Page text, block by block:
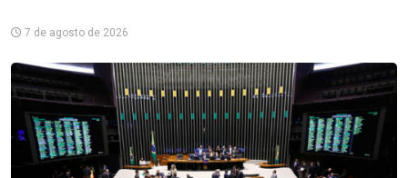
7 de agosto de 2026